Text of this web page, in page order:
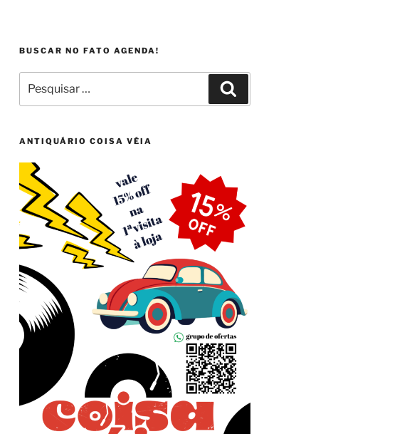
BUSCAR NO FATO AGENDA!
por:
ANTIQUÁRIO COISA VÉIA